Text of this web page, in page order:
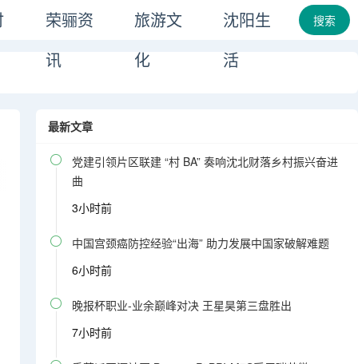
荣骊资
讯
旅游文
化
沈阳生
活
搜索
最新文章

党建引领片区联建 “村 BA” 奏响沈北财落乡村振兴奋进
曲
3小时前

中国宫颈癌防控经验“出海” 助力发展中国家破解难题
6小时前

晚报杯职业-业余巅峰对决 王星昊第三盘胜出
7小时前